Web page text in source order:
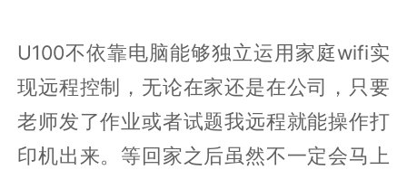
U100不依靠电脑能够独立运用家庭wifi实
现远程控制，无论在家还是在公司，只要
老师发了作业或者试题我远程就能操作打
印机出来。等回家之后虽然不一定会马上